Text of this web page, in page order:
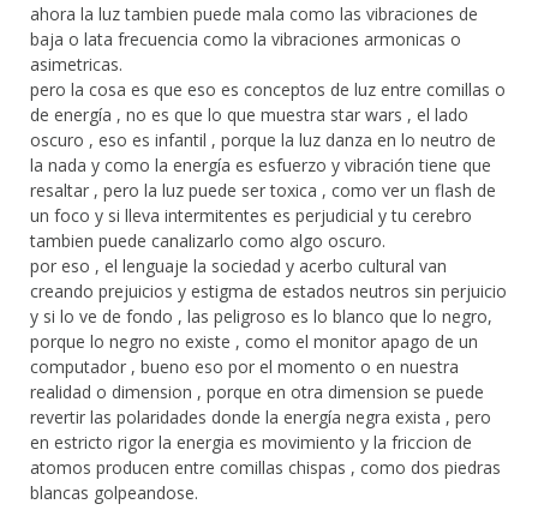
ahora la luz tambien puede mala como las vibraciones de
baja o lata frecuencia como la vibraciones armonicas o
asimetricas.
pero la cosa es que eso es conceptos de luz entre comillas o
de energía , no es que lo que muestra star wars , el lado
oscuro , eso es infantil , porque la luz danza en lo neutro de
la nada y como la energía es esfuerzo y vibración tiene que
resaltar , pero la luz puede ser toxica , como ver un flash de
un foco y si lleva intermitentes es perjudicial y tu cerebro
tambien puede canalizarlo como algo oscuro.
por eso , el lenguaje la sociedad y acerbo cultural van
creando prejuicios y estigma de estados neutros sin perjuicio
y si lo ve de fondo , las peligroso es lo blanco que lo negro,
porque lo negro no existe , como el monitor apago de un
computador , bueno eso por el momento o en nuestra
realidad o dimension , porque en otra dimension se puede
revertir las polaridades donde la energía negra exista , pero
en estricto rigor la energia es movimiento y la friccion de
atomos producen entre comillas chispas , como dos piedras
blancas golpeandose.